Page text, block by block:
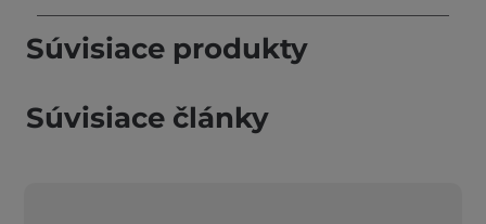
Súvisiace produkty
Súvisiace články